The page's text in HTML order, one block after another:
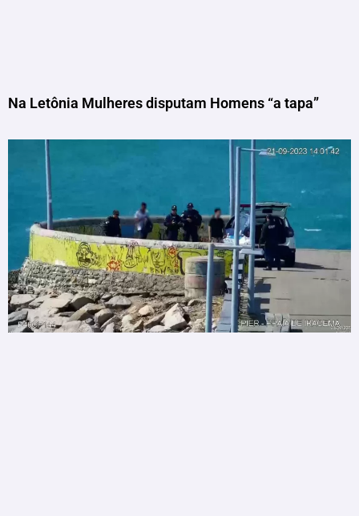
Na Letônia Mulheres disputam Homens “a tapa”